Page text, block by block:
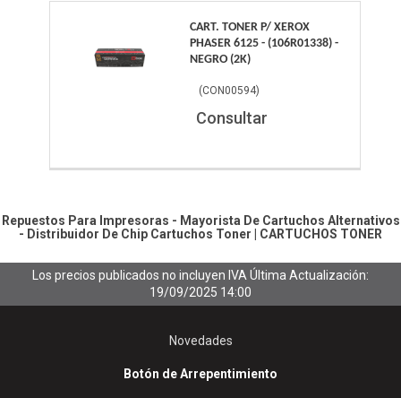
CART. TONER P/ XEROX
PHASER 6125 - (106R01338) -
NEGRO (2K)
(CON00594)
Consultar
Repuestos Para Impresoras - Mayorista De Cartuchos Alternativos
- Distribuidor De Chip Cartuchos Toner | CARTUCHOS TONER
Los precios publicados no incluyen IVA Última Actualización:
19/09/2025 14:00
Novedades
Botón de Arrepentimiento